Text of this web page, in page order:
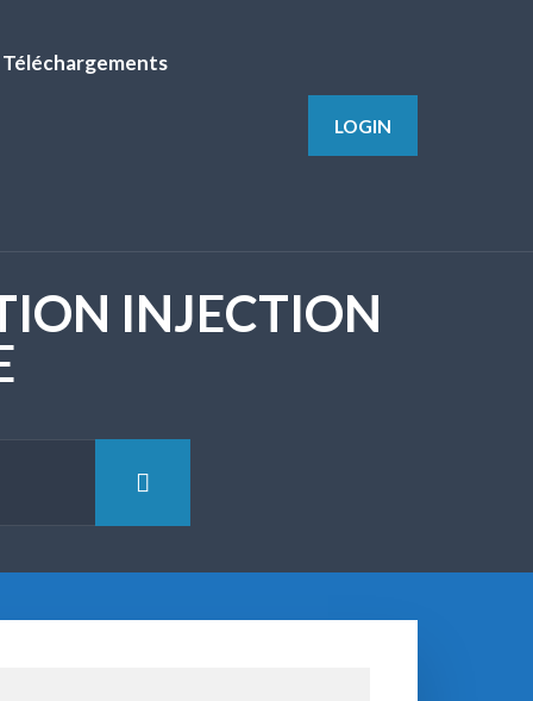
Téléchargements
LOGIN
INJECTION